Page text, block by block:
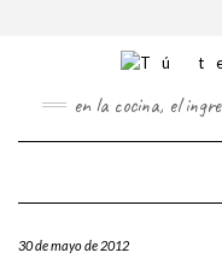
en la cocina, el
30 de mayo de 2012